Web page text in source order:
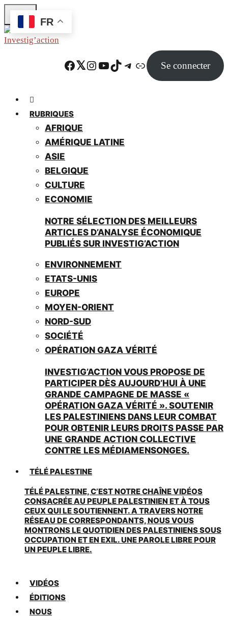
Skip
to
main
Facebook Twitter Instagram YouTube TikTok Telegram Lien Se connecter
RUBRIQUES
AFRIQUE
AMÉRIQUE LATINE
ASIE
BELGIQUE
CULTURE
ECONOMIE
NOTRE SÉLECTION DES MEILLEURS
ARTICLES D’ANALYSE ÉCONOMIQUE
PUBLIÉS SUR INVESTIG’ACTION
ENVIRONNEMENT
ETATS-UNIS
EUROPE
MOYEN-ORIENT
NORD-SUD
SOCIÉTÉ
OPÉRATION GAZA VÉRITÉ
INVESTIG’ACTION VOUS PROPOSE DE
PARTICIPER DÈS AUJOURD’HUI À UNE
GRANDE CAMPAGNE DE MASSE «
OPÉRATION GAZA VÉRITÉ ». SOUTENIR
LES PALESTINIENS DANS LEUR COMBAT
POUR OBTENIR LEURS DROITS PASSE PAR
UNE GRANDE ACTION COLLECTIVE
CONTRE LES MÉDIAMENSONGES.
TÉLÉ PALESTINE
TÉLÉ PALESTINE, C’EST NOTRE CHAÎNE VIDÉOS
CONSACRÉE AU PEUPLE PALESTINIEN ET À TOUS
CEUX QUI LE SOUTIENNENT. A TRAVERS NOTRE
RÉSEAU DE CORRESPONDANTS, NOUS VOUS
MONTRONS LE QUOTIDIEN DES PALESTINIENS SOUS
OCCUPATION ET EN EXIL. UNE PAROLE LIBRE POUR
UN PEUPLE LIBRE.
VIDÉOS
ÉDITIONS
NOUS
FR